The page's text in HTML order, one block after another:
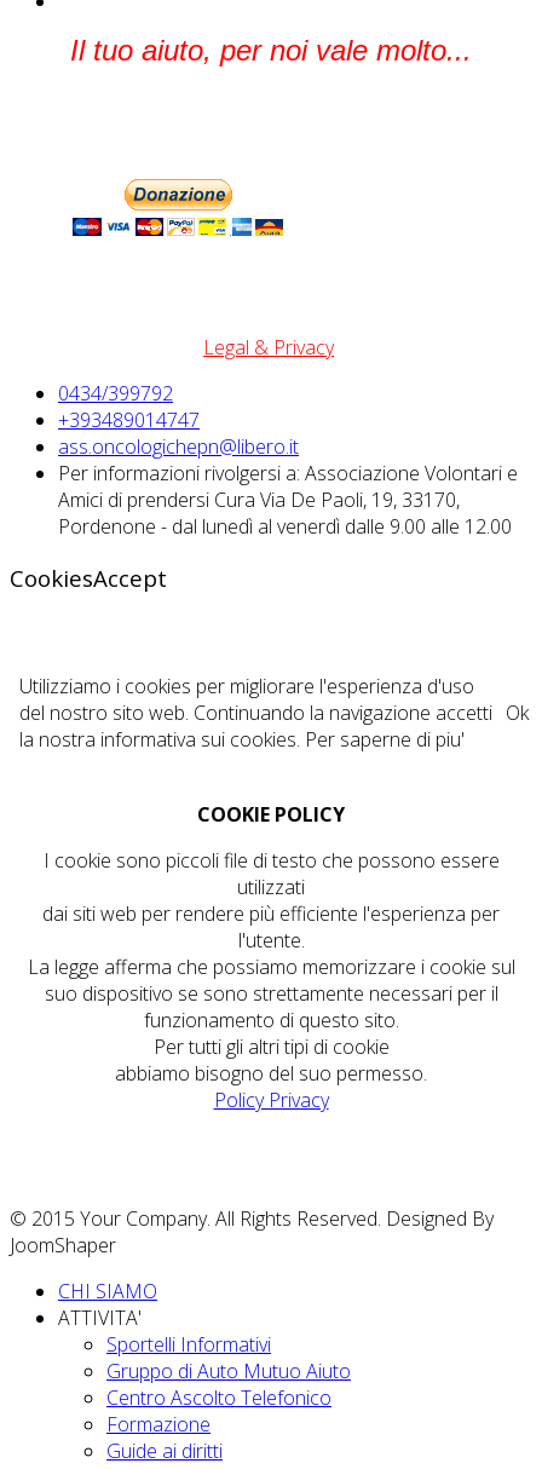
Il tuo aiuto, per noi vale molto...
Legal & Privacy
0434/399792
+393489014747
ass.oncologichepn@libero.it
Per informazioni rivolgersi a: Associazione Volontari e
Amici di prendersi Cura Via De Paoli, 19, 33170,
Pordenone - dal lunedì al venerdì dalle 9.00 alle 12.00
CookiesAccept
Utilizziamo i cookies per migliorare l'esperienza d'uso
del nostro sito web. Continuando la navigazione accetti
la nostra informativa sui cookies. Per saperne di piu'
Ok
COOKIE POLICY
I cookie sono piccoli file di testo che possono essere
utilizzati
dai siti web per rendere più efficiente l'esperienza per
l'utente.
La legge afferma che possiamo memorizzare i cookie sul
suo dispositivo se sono strettamente necessari per il
funzionamento di questo sito.
Per tutti gli altri tipi di cookie
abbiamo bisogno del suo permesso.
Policy Privacy
© 2015 Your Company. All Rights Reserved. Designed By
JoomShaper
CHI SIAMO
ATTIVITA'
Sportelli Informativi
Gruppo di Auto Mutuo Aiuto
Centro Ascolto Telefonico
Formazione
Guide ai diritti